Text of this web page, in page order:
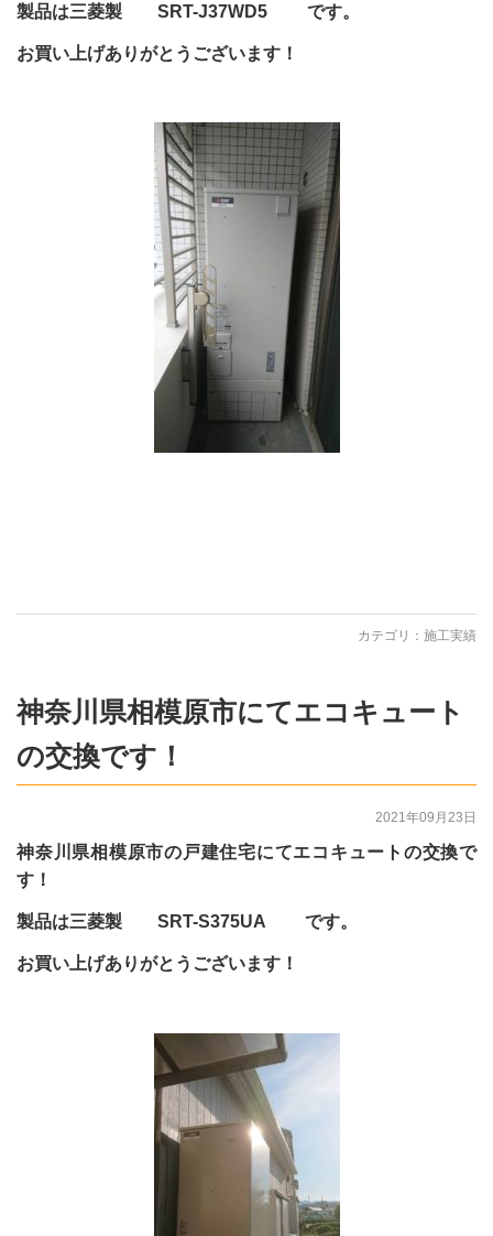
製品は三菱製 SRT-J37WD5 です。
お買い上げありがとうございます！
カテゴリ： 施工実績
神奈川県相模原市にてエコキュート
の交換です！
2021年09月23日
神奈川県相模原市の戸建住宅にてエコキュートの交換で
す！
製品は三菱製 SRT-S375UA です。
お買い上げありがとうございます！